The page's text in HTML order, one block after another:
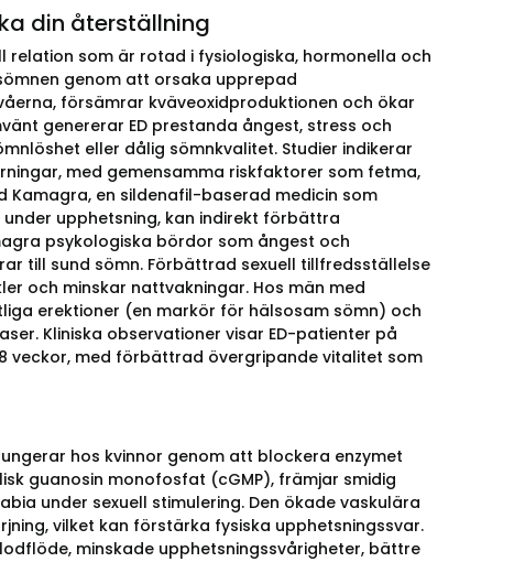
din återställning
relation som är rotad i fysiologiska, hormonella och
genom att orsaka upprepad
försämrar kväveoxidproduktionen och ökar
genererar ED prestanda ångest, stress och
eller dålig sömnkvalitet. Studier indikerar
med gemensamma riskfaktorer som fetma,
Kamagra, en sildenafil-baserad medicin som
upphetsning, kan indirekt förbättra
psykologiska bördor som ångest och
till sund sömn. Förbättrad sexuell tillfredsställelse
och minskar nattvakningar. Hos män med
erektioner (en markör för hälsosam sömn) och
Kliniska observationer visar ED-patienter på
veckor, med förbättrad övergripande vitalitet som
hos kvinnor genom att blockera enzymet
guanosin monofosfat (cGMP), främjar smidig
under sexuell stimulering. Den ökade vaskulära
vilket kan förstärka fysiska upphetsningssvar.
minskade upphetsningssvårigheter, bättre